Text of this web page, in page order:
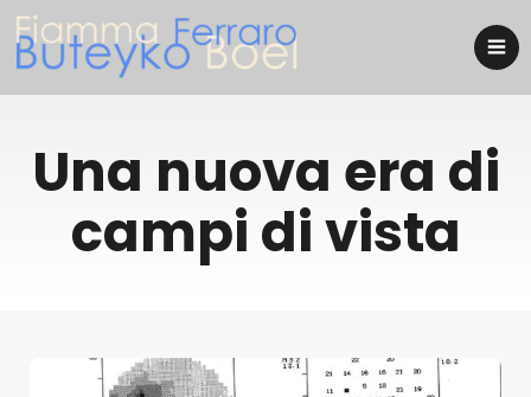
Una nuova era di
campi di vista